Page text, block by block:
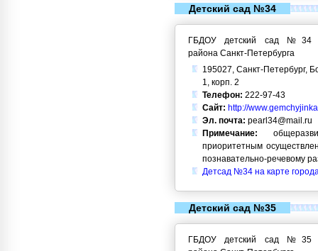
Детский сад №34
ГБДОУ детский сад №34
района Санкт-Петербурга
195027, Санкт-Петербург,
1, корп. 2
Телефон: 222-97-43
Сайт: http://
Эл. почта: pearl34@mail.ru
Примечание:
приоритетным
познавательно-речевому
Детсад №34 на карте
Детский сад №35
ГБДОУ детский сад №35